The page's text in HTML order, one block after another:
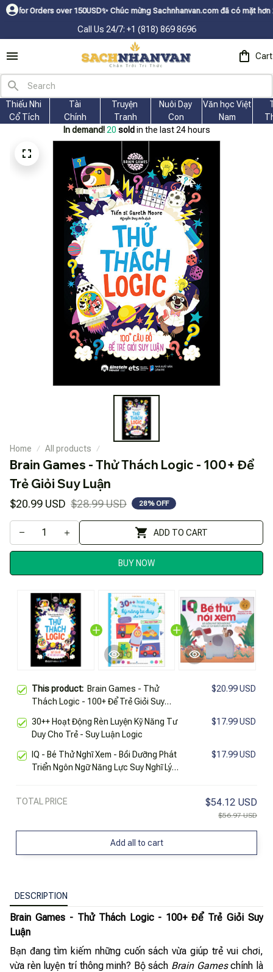
over 150USDㅤ✨Chúc mừng Sachnhanvan.com đã có mặt hơn 200 quốc
Call Us 24/7: +1 (818) 869 8696
Cart
Thiếu Nhi
Cổ Tích
Tài
Chính
Truyện
Tranh
Nuôi Dạy
Con
Văn học Việt
Nam
In demand! 22 sold in the last 24 hours
Home All products
Brain Games - Thử Thách Logic - 100+ Để
Trẻ Giỏi Suy Luận
$20.99 USD $28.99 USD 28% OFF
ADD TO CART
BUY NOW
This product: Brain Games - Thử
Thách Logic - 100+ Để Trẻ Giỏi Suy
$20.99 USD
30++ Hoạt Động Rèn Luyện Kỹ Năng Tư
Duy Cho Trẻ - Suy Luận Logic
$17.99 USD
IQ - Bé Thử Nghĩ Xem - Bồi Dưỡng Phát
Triển Ngôn Ngữ Năng Lực Suy Nghĩ Lý
$17.99 USD
TOTAL PRICE $54.12 USD
$56.97 USD
Add all to cart
DESCRIPTION
Brain Games - Thử Thách Logic - 100+ Để Trẻ Giỏi Suy
Luận
Bạn đang tìm kiếm những cuốn sách vừa giúp trẻ vui chơi,
vừa rèn luyện trí thông minh? Bộ sách Brain Gameschính là